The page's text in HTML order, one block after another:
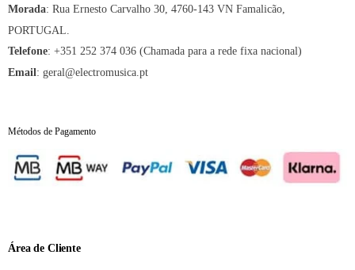
Morada: Rua Ernesto Carvalho 30, 4760-143 VN Famalicão,
PORTUGAL.
Telefone: +351 252 374 036 (Chamada para a rede fixa nacional)
Email : geral@electromusica.pt
Métodos de Pagamento
Área de Cliente